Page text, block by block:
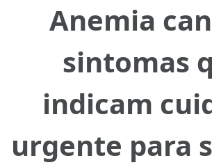
Anemia
sintomas
indicam
urgente para